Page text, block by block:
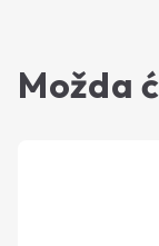
Možda